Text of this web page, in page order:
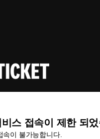
스 접속이 제한 되
이 불가능합니다.